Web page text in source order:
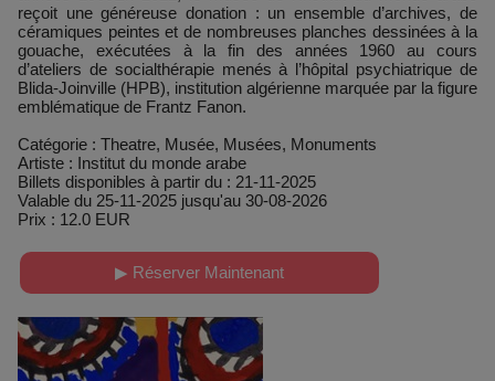
reçoit une généreuse donation : un ensemble d’archives, de
céramiques peintes et de nombreuses planches dessinées à la
gouache, exécutées à la fin des années 1960 au cours
d’ateliers de socialthérapie menés à l’hôpital psychiatrique de
Blida-Joinville (HPB), institution algérienne marquée par la figure
emblématique de Frantz Fanon.
Catégorie : Theatre, Musée, Musées, Monuments
Artiste : Institut du monde arabe
Billets disponibles à partir du : 21-11-2025
Valable du 25-11-2025 jusqu'au 30-08-2026
Prix : 12.0 EUR
▶ Réserver Maintenant